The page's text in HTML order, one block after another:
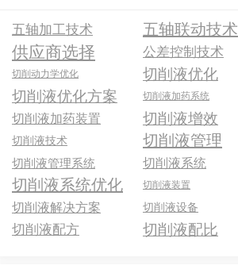
五轴加工技术 五轴联动技术
供应商选择 公差控制技术
切削动力学优化
切削液优化
切削液优化方案
切削液加药系统
切削液加药装置 切削液增效
切削液技术 切削液管理
切削液管理系统 切削液系统
切削液系统优化 切削液装置
切削液解决方案 切削液设备
切削液配方 切削液配比